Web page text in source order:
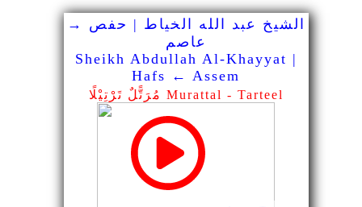
الشيخ عبد الله الخياط | حفص →
عاصم
Sheikh Abdullah Al-Khayyat |
Hafs ← Assem
مُرَتًّلٌ تَرْتِيْلًا Murattal - Tarteel